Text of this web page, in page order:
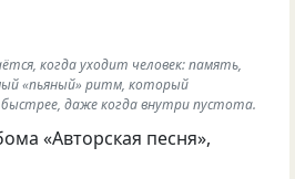
когда уходит человек: память,
«пьяный» ритм, который
даже когда внутри пустота.
«Авторская песня»,